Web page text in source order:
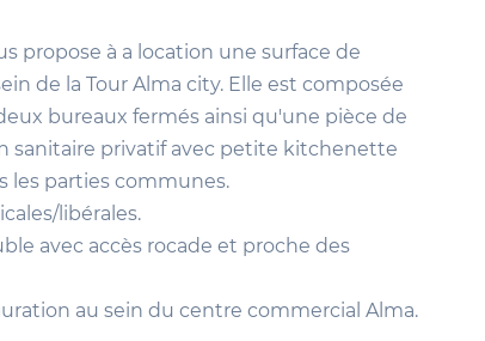
propose à a location une surface de
de la Tour Alma city. Elle est composée
bureaux fermés ainsi qu'une pièce de
sanitaire privatif avec petite kitchenette
les parties communes.
libérales.
avec accès rocade et proche des
au sein du centre commercial Alma.